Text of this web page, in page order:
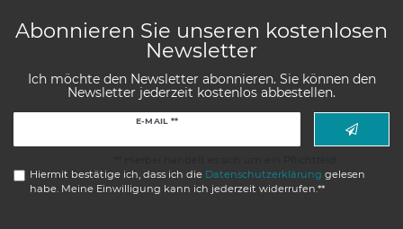
Abonnieren Sie unseren kostenlosen
Newsletter
Ich möchte den Newsletter abonnieren. Sie können den
Newsletter jederzeit kostenlos abbestellen.
E-MAIL **
Hiermit bestätige ich, dass ich die Daten­schutz­erklärung gelesen
habe. Meine Einwilligung kann ich jederzeit widerrufen.**